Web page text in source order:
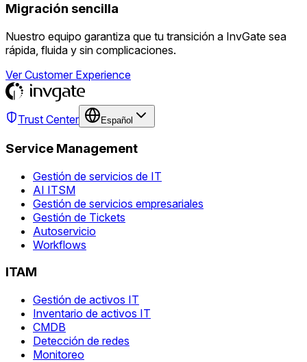
Migración sencilla
Nuestro equipo garantiza que tu transición a InvGate sea
rápida, fluida y sin complicaciones.
Ver Customer Experience
Trust Center Español
Service Management
Gestión de servicios de IT
AI ITSM
Gestión de servicios empresariales
Gestión de Tickets
Autoservicio
Workflows
ITAM
Gestión de activos IT
Inventario de activos IT
CMDB
Detección de redes
Monitoreo